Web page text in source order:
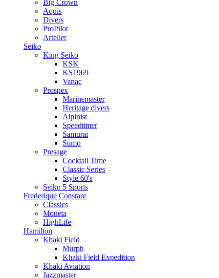
Big Crown
Aquis
Divers
ProPilot
Artelier
Seiko
King Seiko
KSK
KS1969
Vanac
Prospex
Marinemaster
Heritage divers
Alpinist
Speedtimer
Samurai
Sumo
Presage
Cocktail Time
Classic Series
Style 60's
Seiko 5 Sports
Frederique Constant
Classics
Moneta
HighLife
Hamilton
Khaki Field
Murph
Khaki Field Expedition
Khaki Aviation
Jazzmaster